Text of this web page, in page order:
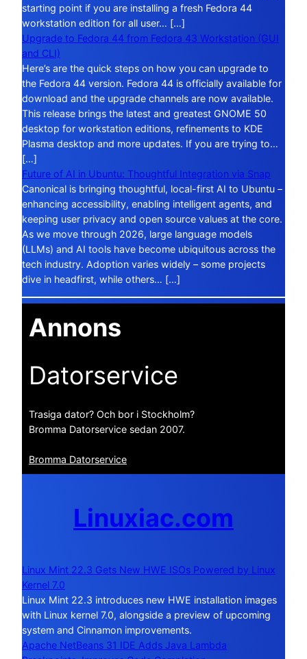
starting point if you are installing a fresh Fedora 44
workstation edition for all user… […]
Upgrade to Fedora 44 from Fedora 43 Workstation (GUI
and CLI)
Here’s are the quick steps on how you can upgrade to
the Fedora 44 version. Fedora 44 is officially available for
download and the upgrade channels are now available.
This release brings the latest and greatest GNOME 50
desktop for workstation editions, refinements to KDE
Plasma desktop and more updates. If you are trying to…
[…]
Future of AI in Ubuntu: Thoughtful Integration via Snap
Canonical is bringing thoughtful, local-first AI to Ubuntu –
enhancing accessibility, enabling intelligent agents, and
keeping user privacy and open source values at the core.
As we move through 2026, large language models
(LLMs) and AI tools have become ubiquitous across the
tech industry. Adoption varies widely – some projects
dive in headfirst, while others… […]
Annons
Datorservice
Trasiga dator? Och bor i Stockholm?
Bromma Datorservice sedan 2007.
Bromma Datorservice
Linuxiac.com
Linux Mint 22.3 Gets New HWE ISOs Powered by Linux
Kernel 7.0
Linux Mint 22.3 introduces new HWE installation images
with Linux kernel 7.0, alongside a preview of upcoming
system and Cinnamon improvements.
Apache NetBeans 31 IDE Adds Java Lambda